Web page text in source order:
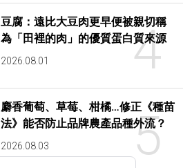
4
豆腐：遠比大豆肉更早便被親切稱
為「田裡的肉」的優質蛋白質來源
2026.08.01
5
麝香葡萄、草莓、柑橘…修正《種苗
法》能否防止品牌農產品種外流？
2026.08.03